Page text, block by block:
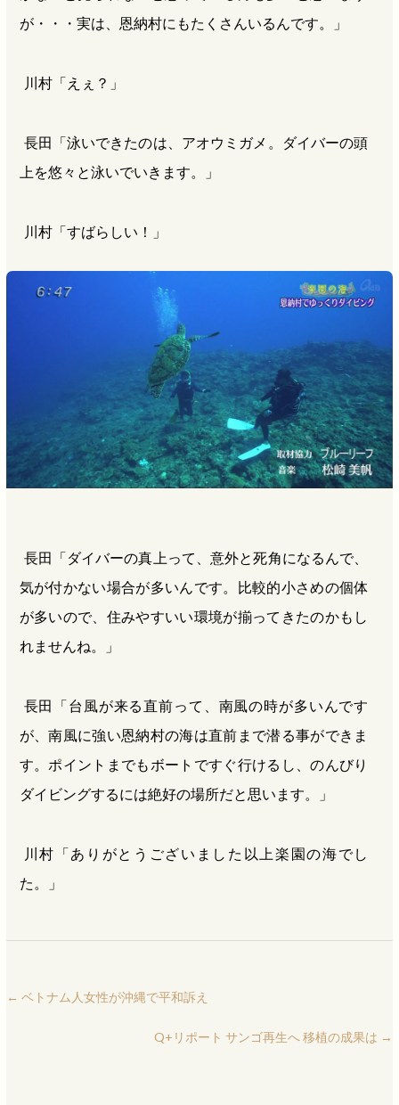
が・・・実は、恩納村にもたくさんいるんです。」
川村「えぇ？」
長田「泳いできたのは、アオウミガメ。ダイバーの頭
上を悠々と泳いでいきます。」
川村「すばらしい！」
長田「ダイバーの真上って、意外と死角になるんで、
気が付かない場合が多いんです。比較的小さめの個体
が多いので、住みやすいい環境が揃ってきたのかもし
れませんね。」
長田「台風が来る直前って、南風の時が多いんです
が、南風に強い恩納村の海は直前まで潜る事ができま
す。ポイントまでもボートですぐ行けるし、のんびり
ダイビングするには絶好の場所だと思います。」
川村「ありがとうございました以上楽園の海でし
た。」
← ベトナム人女性が沖縄で平和訴え
Q+リポート サンゴ再生へ 移植の成果は →